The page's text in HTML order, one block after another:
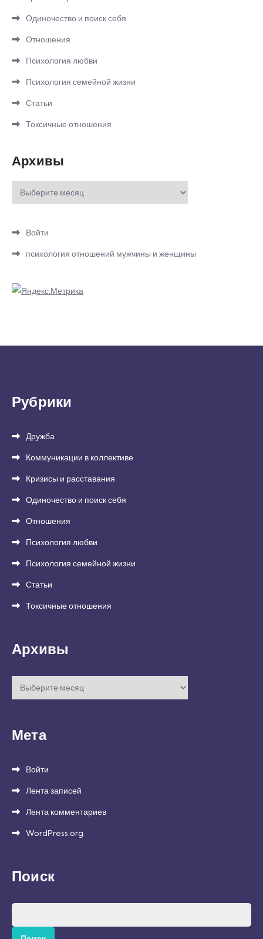
Одиночество и поиск себя
Отношения
Психология любви
Психология семейной жизни
Статьи
Токсичные отношения
Архивы
Архивы
Войти
психология отношений мужчины и женщины
Рубрики
Дружба
Коммуникации в коллективе
Кризисы и расставания
Одиночество и поиск себя
Отношения
Психология любви
Психология семейной жизни
Статьи
Токсичные отношения
Архивы
Архивы
Мета
Войти
Лента записей
Лента комментариев
WordPress.org
Поиск